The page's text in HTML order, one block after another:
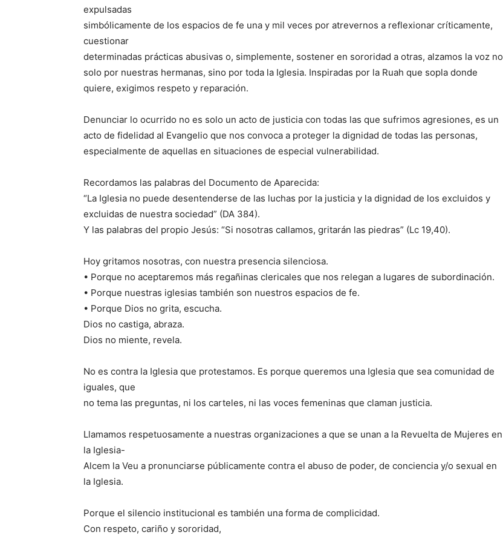
expulsadas
simbólicamente de los espacios de fe una y mil veces por atrevernos a reflexionar críticamente,
cuestionar
determinadas prácticas abusivas o, simplemente, sostener en sororidad a otras, alzamos la voz no
solo por nuestras hermanas, sino por toda la Iglesia. Inspiradas por la Ruah que sopla donde
quiere, exigimos respeto y reparación.
Denunciar lo ocurrido no es solo un acto de justicia con todas las que sufrimos agresiones, es un
acto de fidelidad al Evangelio que nos convoca a proteger la dignidad de todas las personas,
especialmente de aquellas en situaciones de especial vulnerabilidad.
Recordamos las palabras del Documento de Aparecida:
“La Iglesia no puede desentenderse de las luchas por la justicia y la dignidad de los excluidos y
excluidas de nuestra sociedad” (DA 384).
Y las palabras del propio Jesús: “Si nosotras callamos, gritarán las piedras” (Lc 19,40).
Hoy gritamos nosotras, con nuestra presencia silenciosa.
• Porque no aceptaremos más regañinas clericales que nos relegan a lugares de subordinación.
• Porque nuestras iglesias también son nuestros espacios de fe.
• Porque Dios no grita, escucha.
Dios no castiga, abraza.
Dios no miente, revela.
No es contra la Iglesia que protestamos. Es porque queremos una Iglesia que sea comunidad de
iguales, que
no tema las preguntas, ni los carteles, ni las voces femeninas que claman justicia.
Llamamos respetuosamente a nuestras organizaciones a que se unan a la Revuelta de Mujeres en
la Iglesia-
Alcem la Veu a pronunciarse públicamente contra el abuso de poder, de conciencia y/o sexual en
la Iglesia.
Porque el silencio institucional es también una forma de complicidad.
Con respeto, cariño y sororidad,